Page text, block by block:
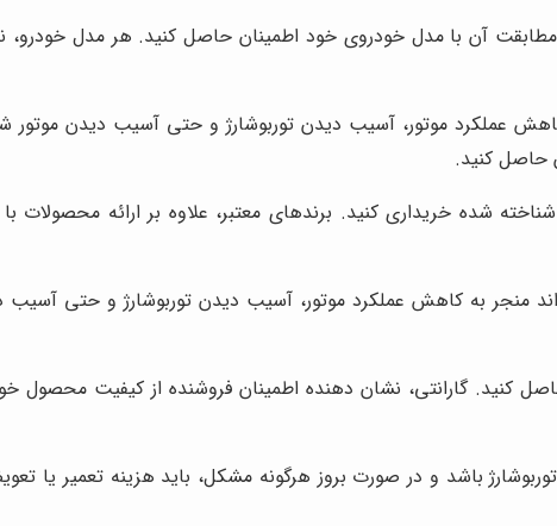
مطابقت آن با مدل خودروی خود اطمینان حاصل کنید. هر مدل
عملکرد موتور، آسیب دیدن توربوشارژ و حتی آسیب دیدن موتور
حاصل کنید.
شده خریداری کنید. برندهای معتبر، علاوه بر ارائه محصولات
منجر به کاهش عملکرد موتور، آسیب دیدن توربوشارژ و حتی آسیب
حاصل کنید. گارانتی، نشان دهنده اطمینان فروشنده از کیفیت
باشد و در صورت بروز هرگونه مشکل، باید هزینه تعمیر یا